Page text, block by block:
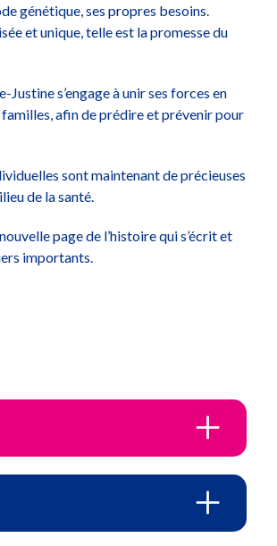
génétique, ses propres besoins.
et unique, telle est la promesse du
s’engage à unir ses forces en
afin de prédire et prévenir pour
sont maintenant de précieuses
de la santé.
page de l’histoire qui s’écrit et
importants.